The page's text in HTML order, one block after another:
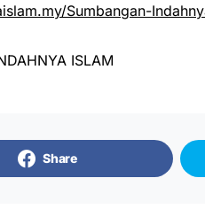
Sumbangan-
ISLAM
Share